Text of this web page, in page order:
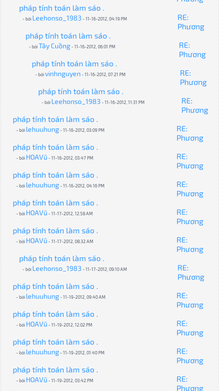
pháp tính toán làm sáo .
- bởi Leehonso_1983 - 11-16-2012, 04:19 PM
RE:
Phương
pháp tính toán làm sáo .
- bởiTây Cuồng- 11-16-2012, 06:01 PM
RE:
Phương
pháp tính toán làm sáo .
- bởivinhnguyen - 11-16-2012, 07:21 PM
RE:
Phương
pháp tính toán làm sáo .
- bởi Leehonso_1983 - 11-16-2012, 11:31 PM
RE:
Phương
pháp tính toán làm sáo .
- bởi lehuuhung- 11-16-2012, 03:09 PM
RE:
Phương
pháp tính toán làm sáo .
- bởi HOAVũ - 11-16-2012, 03:47 PM
RE:
Phương
pháp tính toán làm sáo .
- bởi lehuuhung- 11-16-2012, 04:16 PM
RE:
Phương
pháp tính toán làm sáo .
- bởi HOAVũ - 11-17-2012, 12:58 AM
RE:
Phương
pháp tính toán làm sáo .
- bởi HOAVũ - 11-17-2012, 08:32 AM
RE:
Phương
pháp tính toán làm sáo .
- bởi Leehonso_1983 - 11-17-2012, 09:10 AM
RE:
Phương
pháp tính toán làm sáo .
- bởi lehuuhung- 11-19-2012, 09:40 AM
RE:
Phương
pháp tính toán làm sáo .
- bởi HOAVũ - 11-19-2012, 12:02 PM
RE:
Phương
pháp tính toán làm sáo .
- bởi lehuuhung- 11-19-2012, 01:40 PM
RE:
Phương
pháp tính toán làm sáo .
- bởi HOAVũ - 11-19-2012, 03:42 PM
RE:
Phương